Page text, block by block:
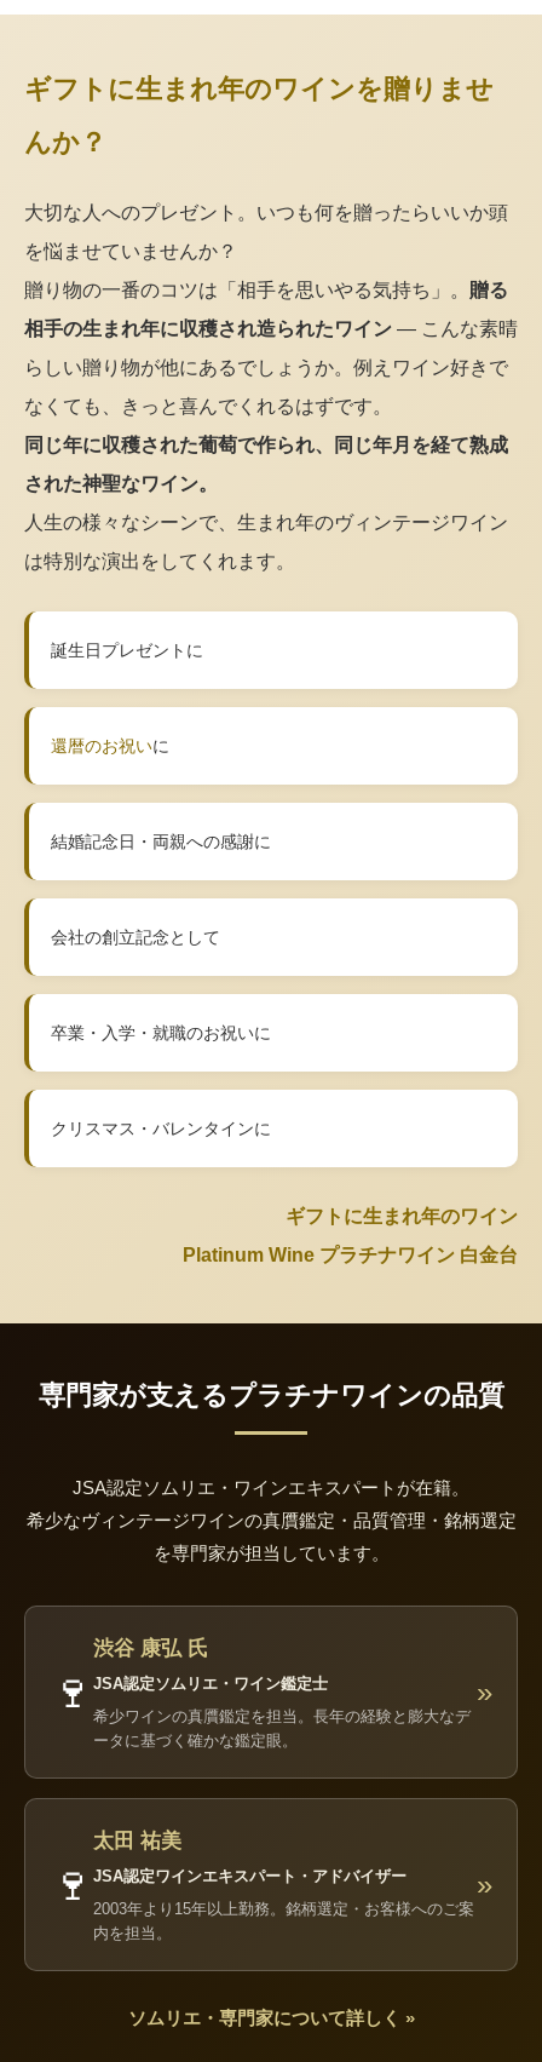
ギフトに生まれ年のワインを贈りませ
んか？
大切な人へのプレゼント。いつも何を贈ったらいいか頭
を悩ませていませんか？
贈り物の一番のコツは「相手を思いやる気持ち」。 贈る
相手の生まれ年に収穫され造られたワイン — こんな素晴
らしい贈り物が他にあるでしょうか。例えワイン好きで
なくても、きっと喜んでくれるはずです。
同じ年に収穫された葡萄で作られ、同じ年月を経て熟成
された神聖なワイン。
人生の様々なシーンで、生まれ年のヴィンテージワイン
は特別な演出をしてくれます。
誕生日プレゼントに
還暦のお祝いに
結婚記念日・両親への感謝に
会社の創立記念として
卒業・入学・就職のお祝いに
クリスマス・バレンタインに
ギフトに生まれ年のワイン
Platinum Wine プラチナワイン 白金台
専門家が支えるプラチナワインの品質
JSA認定ソムリエ・ワインエキスパートが在籍。
希少なヴィンテージワインの真贋鑑定・品質管理・銘柄選定
を専門家が担当しています。
🍷
渋谷 康弘 氏
JSA認定ソムリエ・ワイン鑑定士
希少ワインの真贋鑑定を担当。長年の経験と膨大なデ
ータに基づく確かな鑑定眼。
»
🍷
太田 祐美
JSA認定ワインエキスパート・アドバイザー
2003年より15年以上勤務。銘柄選定・お客様へのご案
内を担当。
»
ソムリエ・専門家について詳しく »